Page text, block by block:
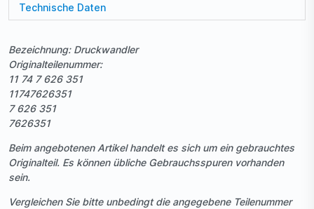
Technische Daten
Bezeichnung: Druckwandler
Originalteilenummer:
11 74 7 626 351
11747626351
7 626 351
7626351
Beim angebotenen Artikel handelt es sich um ein gebrauchtes
Originalteil. Es können übliche Gebrauchsspuren vorhanden
sein.
Vergleichen Sie bitte unbedingt die angegebene Teilenummer